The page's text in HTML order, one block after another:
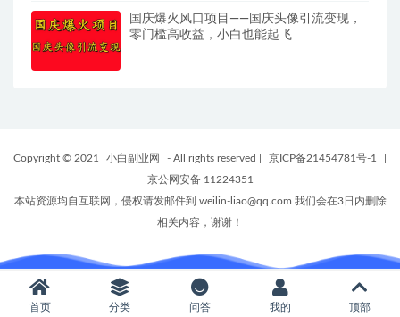
国庆爆火风口项目——国庆头像引流变现，
零门槛高收益，小白也能起飞
Copyright © 2021 小白副业网 - All rights reserved 京ICP备21454781号-1
京公网安备 11224351
本站资源均自互联网，侵权请发邮件到 weilin-liao@qq.com 我们会在3日内删除
相关内容，谢谢！
首页 分类 问答 我的 顶部